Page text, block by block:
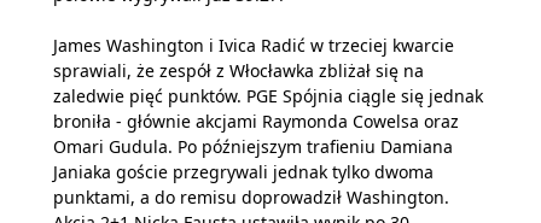
James Washington i Ivica Radić w trzeciej kwarcie
sprawiali, że zespół z Włocławka zbliżał się na
zaledwie pięć punktów. PGE Spójnia ciągle się jednak
broniła - głównie akcjami Raymonda Cowelsa oraz
Omari Gudula. Po późniejszym trafieniu Damiana
Janiaka goście przegrywali jednak tylko dwoma
punktami, a do remisu doprowadził Washington.